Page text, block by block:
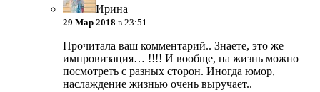
Ирина
29 Мар 2018 в 23:51
Прочитала ваш комментарий.. Знаете, это же
импровизация… !!!! И вообще, на жизнь можно
посмотреть с разных сторон. Иногда юмор,
наслаждение жизнью очень выручает..